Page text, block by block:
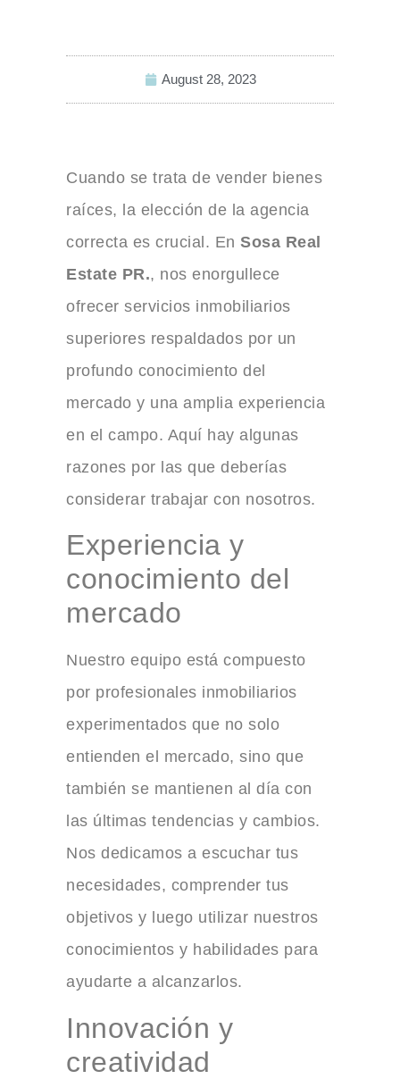
August 28, 2023
Cuando se trata de vender bienes
raíces, la elección de la agencia
correcta es crucial. En Sosa Real
Estate PR., nos enorgullece
ofrecer servicios inmobiliarios
superiores respaldados por un
profundo conocimiento del
mercado y una amplia experiencia
en el campo. Aquí hay algunas
razones por las que deberías
considerar trabajar con nosotros.
Experiencia y
conocimiento del
mercado
Nuestro equipo está compuesto
por profesionales inmobiliarios
experimentados que no solo
entienden el mercado, sino que
también se mantienen al día con
las últimas tendencias y cambios.
Nos dedicamos a escuchar tus
necesidades, comprender tus
objetivos y luego utilizar nuestros
conocimientos y habilidades para
ayudarte a alcanzarlos.
Innovación y
creatividad